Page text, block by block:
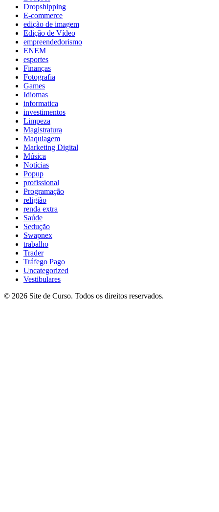
Dropshipping
E-commerce
edição de imagem
Edição de Vídeo
empreendedorismo
ENEM
esportes
Finanças
Fotografia
Games
Idiomas
informatica
investimentos
Limpeza
Magistratura
Maquiagem
Marketing Digital
Música
Notícias
Popup
profissional
Programação
religião
renda extra
Saúde
Sedução
Swapnex
trabalho
Trader
Tráfego Pago
Uncategorized
Vestibulares
© 2026 Site de Curso. Todos os direitos reservados.